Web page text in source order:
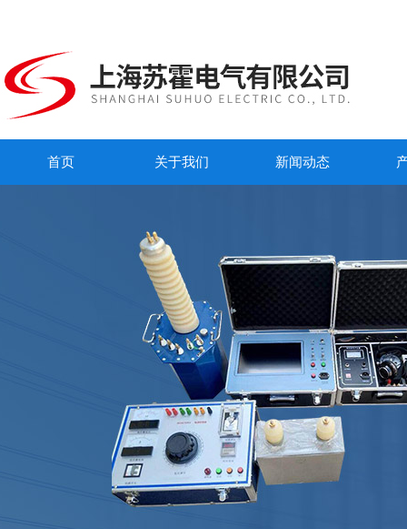
首页 关于我们 新闻动态